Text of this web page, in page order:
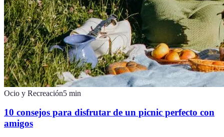
Ocio y Recreación5 min
10 consejos para disfrutar de un picnic perfecto con
amigos